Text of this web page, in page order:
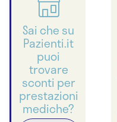
Sai che su
Pazienti.it
puoi
trovare
sconti per
prestazioni
mediche?